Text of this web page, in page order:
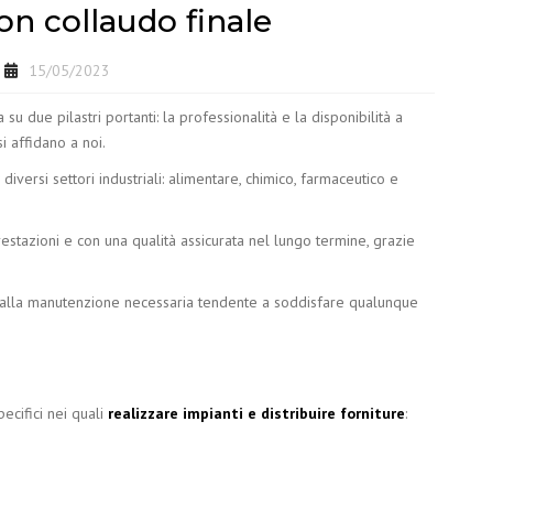
collaudo finale
15/05/2023
due pilastri portanti: la professionalità e la disponibilità a
affidano a noi.
settori industriali: alimentare, chimico, farmaceutico e
e con una qualità assicurata nel lungo termine, grazie
manutenzione necessaria tendente a soddisfare qualunque
nei quali realizzare impianti e distribuire forniture: